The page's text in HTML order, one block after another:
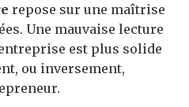
repose sur une maîtrise
Une mauvaise lecture
est plus solide
ou inversement,